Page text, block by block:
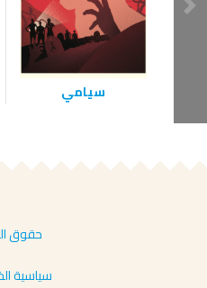
سيامي
حقوق
سياسية